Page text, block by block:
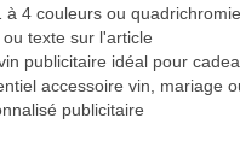
Personnalisé
Personnalisé
à 4 couleurs ou
texte sur l'article
publicitaire idéal pour
accessoire vin, mariage
publicitaire